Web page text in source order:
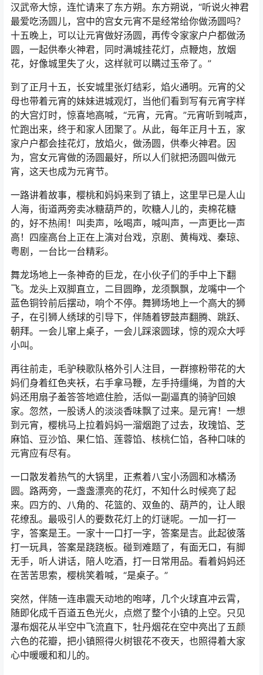
汉武帝大惊，连忙请来了东方朔。东方朔说，“听说火神君
最爱吃汤圆儿，宫中的宫女元宵不是经常给你做汤圆吗？
十五晚上，可以让元宵做好汤圆，再传令家家户户都做汤
圆，一起供奉火神君，同时满城挂花灯，点鞭炮，放烟
花，好像城里失了火，这样就可以瞒过玉帝了。”
到了正月十五，长安城里张灯结彩，焰火通明。元宵的父
母也带着元宵的妹妹进城观灯，当他们看到写有元宵字样
的大宫灯时，惊喜地高喊，“元宵，元宵。”元宵听到喊声，
忙跑出来，终于和家人团聚了。从此，每年正月十五，家
家户户都会挂花灯，放焰火，做汤圆，供奉火神君。因
为，宫女元宵做的汤圆最好，所以人们就把汤圆叫做元
宵，这天也成为元宵节。
一路讲着故事，樱桃和妈妈来到了镇上，这里早已是人山
人海，街道两旁卖冰糖葫芦的，吹糖人儿的，卖棉花糖
的，好不热闹！叫卖声，吆喝声，喊叫声，一声更比一声
高！四座高台上正在上演对台戏，京剧、黄梅戏、秦琼、
粤剧，一台比一台精彩。
舞龙场地上一条神奇的巨龙，在小伙子们的手中上下翻
飞。龙头上双脚直立，二目圆睁，龙须飘飘，龙嘴中一个
蓝色铜铃前后摆动，响个不停。舞狮场地上一个高大的狮
子，在引狮人绣球的引导下，伴随着锣鼓声翻腾、跳跃、
朝拜。一会儿窜上桌子，一会儿踩滚圆球，惊的观众大呼
小叫。
再往前走，毛驴秧歌队格外引人注目，一群擦粉带花的大
妈们身着红色夹袄，右手拿马鞭，左手持缰绳，为首的大
妈还用扇子羞答答地遮住脸，活似一副逼真的骑驴回娘
家。忽然，一股诱人的淡淡香味飘了过来。是元宵！一想
到元宵，樱桃马上拉着妈妈一溜烟跑了过去，玫瑰馅、芝
麻馅、豆沙馅、果仁馅、莲蓉馅、核桃仁馅，各种口味的
元宵应有尽有。
一口散发着热气的大锅里，正煮着八宝小汤圆和冰橘汤
圆。路两旁，一盏盏漂亮的花灯，不知什么时候亮了起
来。四方的、八角的、花篮的、双鱼的、葫芦的，让人眼
花缭乱。最吸引人的要数花灯上的灯谜呢。一加一打一
字，答案是王。一家十一口打一字，答案是吉。此起彼落
打一玩具，答案是跷跷板。碰到难题了，有面无口，有脚
无手，听人讲话，陪人吃酒，打一日常用品。看着妈妈还
在苦苦思索，樱桃笑着喊，“是桌子。”
突然，伴随一连串震天动地的咆哮，几个火球直冲云霄，
随即化成千百道五色光火，点燃了整个小镇的上空。只见
瀑布烟花从半空中飞流直下，牡丹烟花在空中亮出了五颜
六色的花瓣，把小镇照得火树银花不夜天，也照得着大家
心中暖暖和和儿的。